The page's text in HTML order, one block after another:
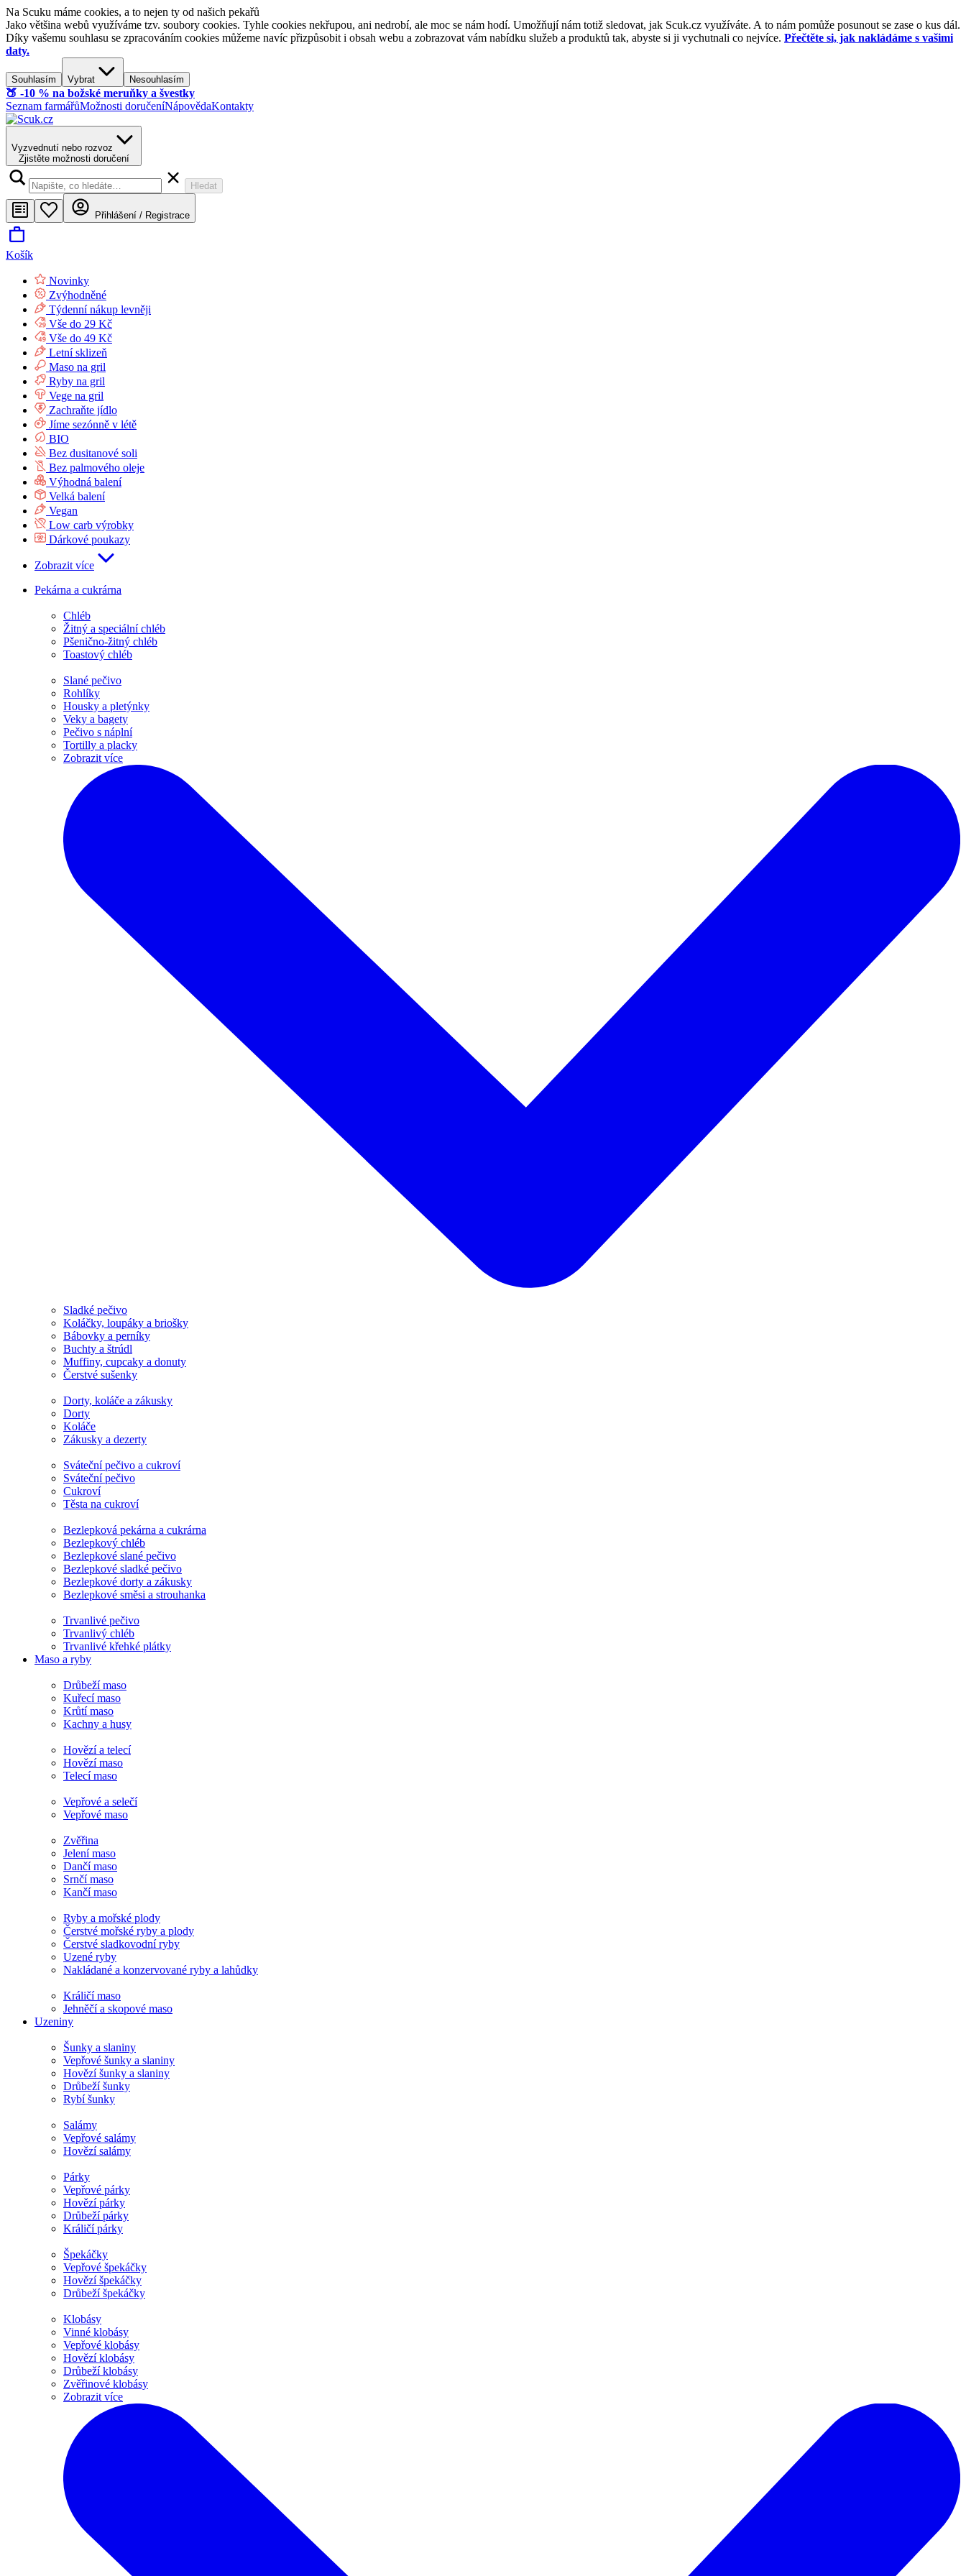
Na Scuku máme cookies, a to nejen ty od našich pekařů
Jako většina webů využíváme tzv. soubory cookies. Tyhle cookies nekřupou, ani nedrobí, ale moc se nám hodí. Umožňují nám totiž sledovat, jak Scuk.cz využíváte. A to nám pomůže posunout se zase o kus dál.
Díky vašemu souhlasu se zpracováním cookies můžeme navíc přizpůsobit i obsah webu a zobrazovat vám nabídku služeb a produktů tak, abyste si ji vychutnali co nejvíce. Přečtěte si, jak nakládáme s vašimi
daty.
Souhlasím Vybrat Nesouhlasím
🍑​ -10 % na božské meruňky a švestky
Seznam farmářůMožnosti doručeníNápovědaKontakty
Vyzvednutí nebo rozvoz
Zjistěte možnosti doručení
Hledat
Přihlášení / Registrace
Košík
Novinky
Zvýhodněné
Týdenní nákup levněji
Vše do 29 Kč
Vše do 49 Kč
Letní sklizeň
Maso na gril
Ryby na gril
Vege na gril
Zachraňte jídlo
Jíme sezónně v létě
BIO
Bez dusitanové soli
Bez palmového oleje
Výhodná balení
Velká balení
Vegan
Low carb výrobky
Dárkové poukazy
Zobrazit více
Pekárna a cukrárna
Chléb
Žitný a speciální chléb
Pšenično-žitný chléb
Toastový chléb
Slané pečivo
Rohlíky
Housky a pletýnky
Veky a bagety
Pečivo s náplní
Tortilly a placky
Zobrazit více
Sladké pečivo
Koláčky, loupáky a briošky
Bábovky a perníky
Buchty a štrúdl
Muffiny, cupcaky a donuty
Čerstvé sušenky
Dorty, koláče a zákusky
Dorty
Koláče
Zákusky a dezerty
Sváteční pečivo a cukroví
Sváteční pečivo
Cukroví
Těsta na cukroví
Bezlepková pekárna a cukrárna
Bezlepkový chléb
Bezlepkové slané pečivo
Bezlepkové sladké pečivo
Bezlepkové dorty a zákusky
Bezlepkové směsi a strouhanka
Trvanlivé pečivo
Trvanlivý chléb
Trvanlivé křehké plátky
Maso a ryby
Drůbeží maso
Kuřecí maso
Krůtí maso
Kachny a husy
Hovězí a telecí
Hovězí maso
Telecí maso
Vepřové a selečí
Vepřové maso
Zvěřina
Jelení maso
Dančí maso
Srnčí maso
Kančí maso
Ryby a mořské plody
Čerstvé mořské ryby a plody
Čerstvé sladkovodní ryby
Uzené ryby
Nakládané a konzervované ryby a lahůdky
Králičí maso
Jehněčí a skopové maso
Uzeniny
Šunky a slaniny
Vepřové šunky a slaniny
Hovězí šunky a slaniny
Drůbeží šunky
Rybí šunky
Salámy
Vepřové salámy
Hovězí salámy
Párky
Vepřové párky
Hovězí párky
Drůbeží párky
Králičí párky
Špekáčky
Vepřové špekáčky
Hovězí špekáčky
Drůbeží špekáčky
Klobásy
Vinné klobásy
Vepřové klobásy
Hovězí klobásy
Drůbeží klobásy
Zvěřinové klobásy
Zobrazit více